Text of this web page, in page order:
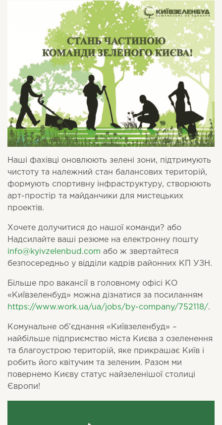
Наші фахівці оновлюють зелені зони, підтримують
чистоту та належний стан балансових територій,
формують спортивну інфраструктуру, створюють
арт-простір та майданчики для мистецьких
проектів.
Хочете долучитися до нашої команди? або
Надсилайте ваші резюме на електронну пошту
info@kyivzelenbud.com або ж звертайтеся
безпосередньо у відділи кадрів районних КП УЗН.
Більше про вакансії в головному офісі КО
«Київзеленбуд» можна дізнатися за посиланням
https://www.work.ua/ua/jobs/by-company/752118/.
Комунальне об’єднання «Київзеленбуд» –
найбільше підприємство міста Києва з озеленення
та благоустрою територій, яке прикрашає Київ і
робить його квітучим та зеленим. Разом ми
повернемо Києву статус найзеленішої столиці
Європи!